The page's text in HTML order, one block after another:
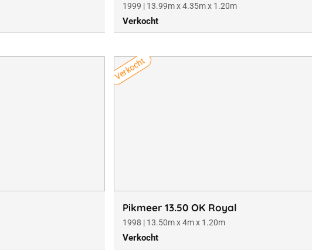
1999 | 13.99m x 4.35m x 1.20m
Verkocht
Verkocht
Pikmeer 13.50 OK Royal
1998 | 13.50m x 4m x 1.20m
Verkocht